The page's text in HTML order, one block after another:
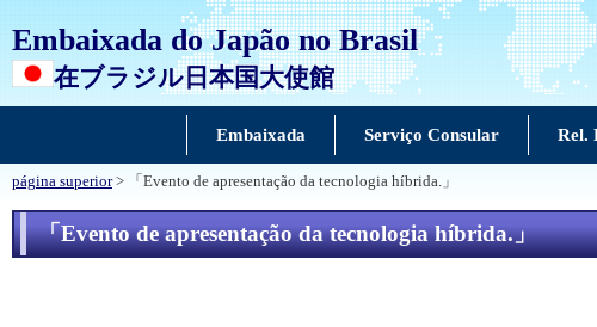
Embaixada do Japão no Brasil
在ブラジル日本国大使館
Embaixada Serviço Consular Rel.
página superior> 「Evento de apresentação da tecnologia híbrida.」
「Evento de apresentação da tecnologia híbrida.」